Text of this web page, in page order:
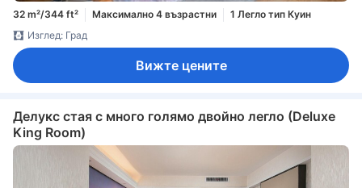
32 m²/344 ft² Максимално 4 възрастни
1 Легло тип Куин
Изглед: Град
Вижте цените
Делукс стая с много голямо двойно легло (Deluxe
King Room)